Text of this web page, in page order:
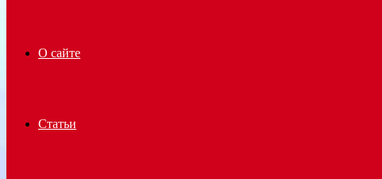
О сайте
Статьи